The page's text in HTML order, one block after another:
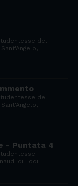
del
del
- Puntata 4
di Lodi